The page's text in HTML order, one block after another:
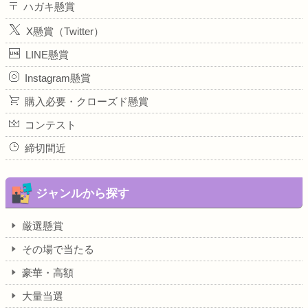
ハガキ懸賞
X懸賞（Twitter）
LINE懸賞
Instagram懸賞
購入必要・クローズド懸賞
コンテスト
締切間近
ジャンルから探す
厳選懸賞
その場で当たる
豪華・高額
大量当選